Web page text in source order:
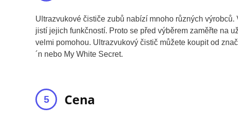
Ultrazvukové čističe zubů nabízí mnoho různých
jistí jejich funkčností. Proto se před výběrem zaměřte na
velmi pomohou. Ultrazvukový čistič můžete koupit od
´n nebo My White Secret.
Cena